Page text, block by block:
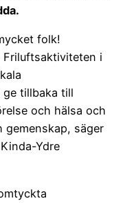
folk!
Friluftsaktiviteten i
ge tillbaka till
och hälsa och
säger
Ydre